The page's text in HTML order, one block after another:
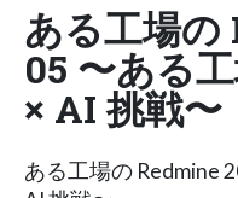
ある工場
05 〜ある
× AI 挑戦〜
ある工場の Redmine